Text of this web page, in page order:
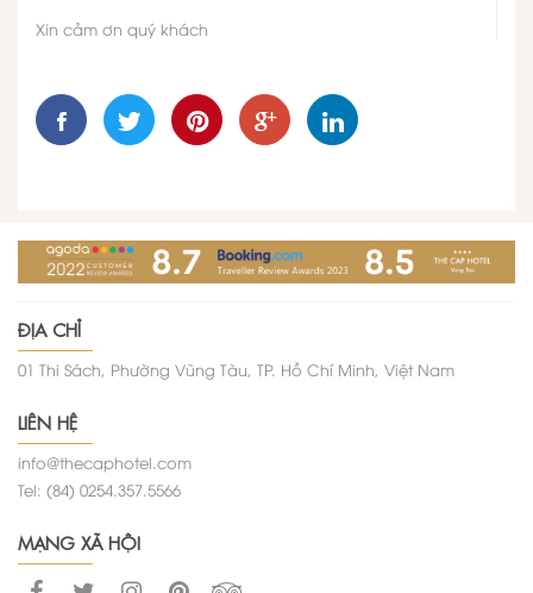
Xin cảm ơn quý khách
ĐỊA CHỈ
01 Thi Sách, Phường Vũng Tàu, TP. Hồ Chí Minh, Việt Nam
LIÊN HỆ
info@thecaphotel.com
Tel: (84) 0254.357.5566
MẠNG XÃ HỘI